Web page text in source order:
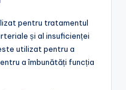
pentru tratamentul
și al insuficienței
utilizat pentru a
a îmbunătăți funcția